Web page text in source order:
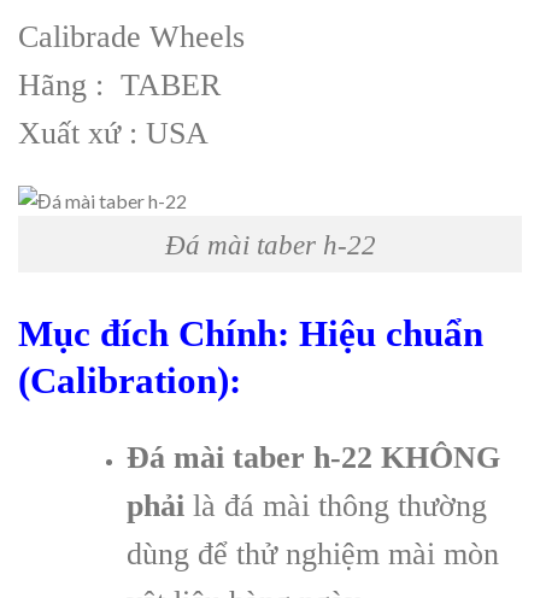
Calibrade Wheels
Hãng : TABER
Xuất xứ : USA
Đá mài taber h-22
Mục đích Chính: Hiệu chuẩn
(Calibration):
Đá mài taber h-22 KHÔNG
phảilà đá mài thông thường
dùng để thử nghiệm mài mòn